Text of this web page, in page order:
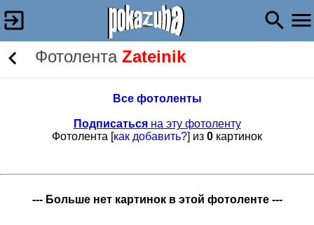
Фотолента Zateinik
Все фотоленты
Подписатьсяна эту фотоленту
Фотолента [как добавить?] из 0 картинок
--- Больше нет картинок в этой фотоленте ---